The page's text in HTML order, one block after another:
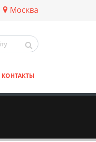
Москва
КОНТАКТЫ